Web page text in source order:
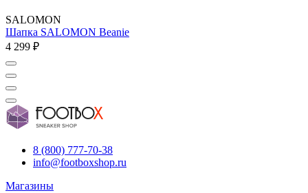
SALOMON
Шапка SALOMON Beanie
4 299 ₽
8 (800) 777-70-38
info@footboxshop.ru
Магазины